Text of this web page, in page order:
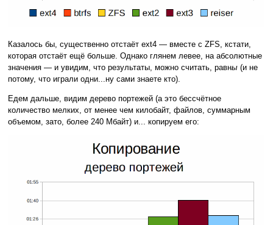
Казалось бы, существенно отстаёт ext4 — вместе с ZFS, кстати,
которая отстаёт ещё больше. Однако глянем левее, на абсолютные
значения — и увидим, что результаты, можно считать, равны (и не
потому, что играли одни...ну сами знаете кто).
Едем дальше, видим дерево портежей (а это бессчётное
количество мелких, от менее чем килобайт, файлов, суммарным
объемом, зато, более 240 Мбайт) и... копируем его: